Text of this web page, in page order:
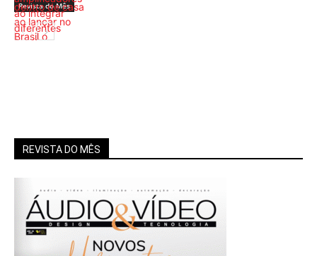
Revista do Mês
REVISTA DO MÊS